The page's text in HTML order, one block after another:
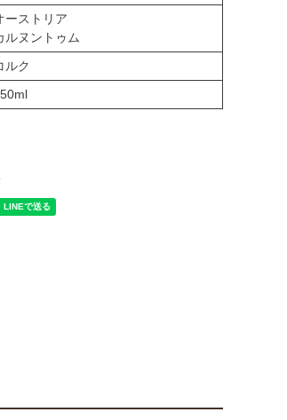
ーストリア
ルヌントゥム
ルク